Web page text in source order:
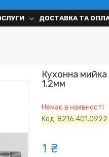
ДОСТАВКА ТА
Кухонна
1.2мм
Немає в наявності
Код:8216.401.0922
1 ₴